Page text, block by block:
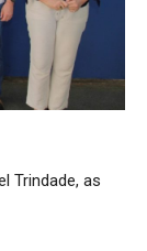
Trindade, as